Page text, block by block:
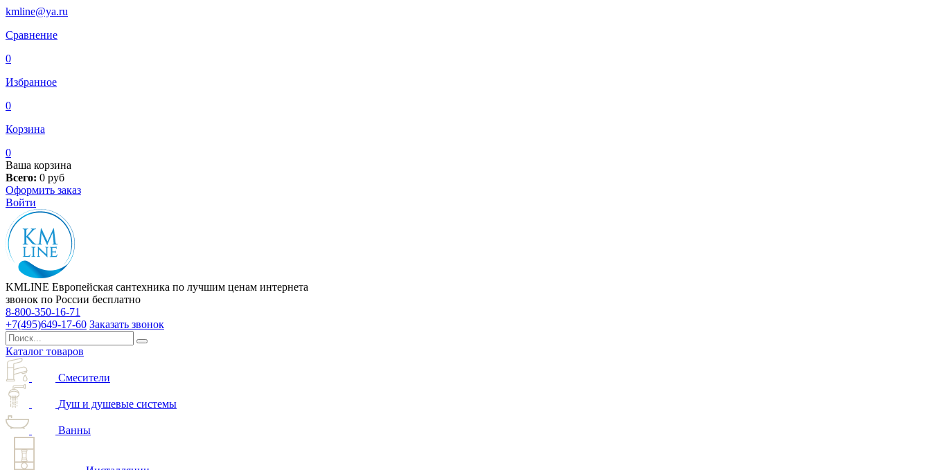
kmline@ya.ru
Сравнение
0
Избранное
0
Корзина
0
Ваша корзина
Всего: 0 руб
Оформить заказ
Войти
KMLINE Европейская сантехника по лучшим ценам интернета
звонок по России бесплатно
8-800-350-16-71
+7(495)649-17-60 Заказать звонок
Каталог товаров
Смесители
Душ и душевые системы
Ванны